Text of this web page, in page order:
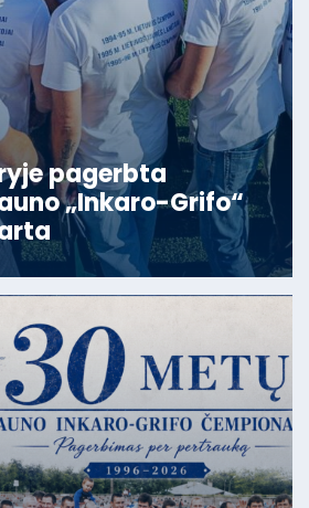
pagerbta
„Inkaro-Grifo“